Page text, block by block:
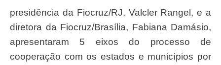
presidência da Fiocruz/RJ, Valcler Rangel, e a
diretora da Fiocruz/Brasília, Fabiana Damásio,
apresentaram 5 eixos do processo de
cooperação com os estados e municípios por